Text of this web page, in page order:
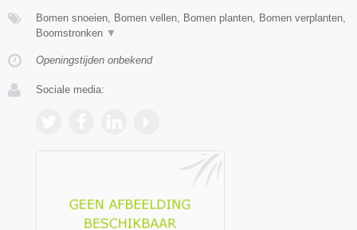
Bomen snoeien, Bomen vellen, Bomen planten, Bomen verplanten,
Boomstronken ▼
Openingstijden onbekend
Sociale media: